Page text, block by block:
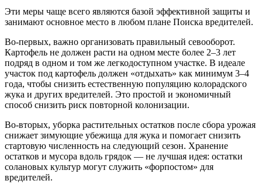
Эти меры чаще всего являются базой эффективной защиты и
занимают основное место в любом плане Поиска вредителей.
Во-первых, важно организовать правильный севооборот.
Картофель не должен расти на одном месте более 2–3 лет
подряд в одном и том же легкодоступном участке. В идеале
участок под картофель должен «отдыхать» как минимум 3–4
года, чтобы снизить естественную популяцию колорадского
жука и других вредителей. Это простой и экономичный
способ снизить риск повторной колонизации.
Во-вторых, уборка растительных остатков после сбора урожая
снижает зимующие убежища для жука и помогает снизить
стартовую численность на следующий сезон. Хранение
остатков и мусора вдоль грядок — не лучшая идея: остатки
солановых культур могут служить «форпостом» для
вредителей.